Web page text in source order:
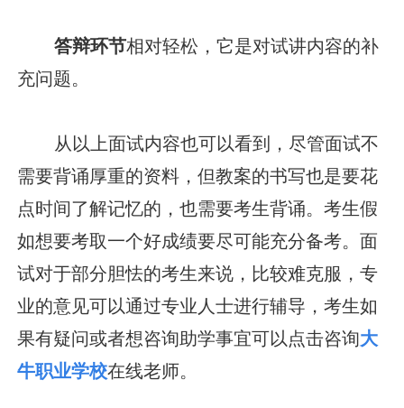
答辩环节相对轻松，它是对试讲内容的补
充问题。
从以上面试内容也可以看到，尽管面试不
需要背诵厚重的资料，但教案的书写也是要花
点时间了解记忆的，也需要考生背诵。考生假
如想要考取一个好成绩要尽可能充分备考。面
试对于部分胆怯的考生来说，比较难克服，专
业的意见可以通过专业人士进行辅导，考生如
果有疑问或者想咨询助学事宜可以点击咨询大
牛职业学校在线老师。